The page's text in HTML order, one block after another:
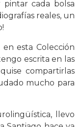
cada bolsa
reales, un
en esta Colección
escrita en las
compartirlas
mucho para
llevo